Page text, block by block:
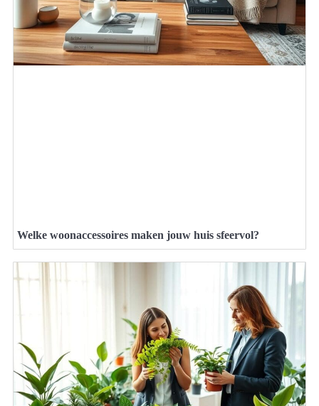
Welke woonaccessoires maken jouw huis sfeervol?